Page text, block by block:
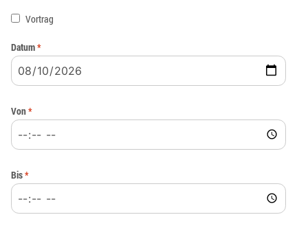
Vortrag
Datum*
Von*
Bis*